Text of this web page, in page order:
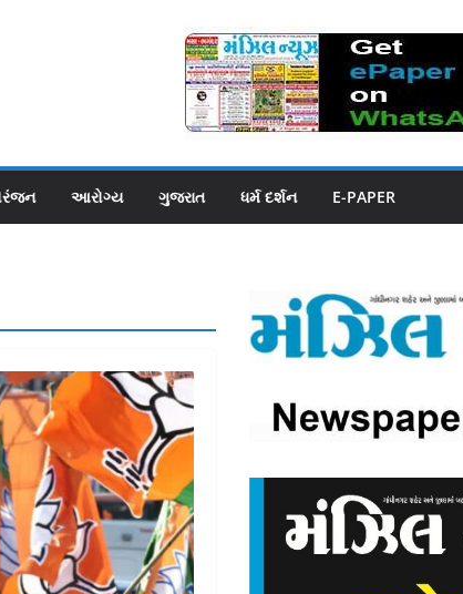
આરોગ્ય ગુજરાત ધર્મ દર્શન E-PAPER